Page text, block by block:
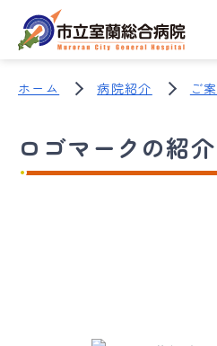
ホーム 病院紹介 ご
ロゴマークの紹介